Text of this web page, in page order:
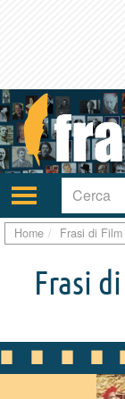
Attiva/disattiva
navigazione
Home Frasi di Film
Frasi